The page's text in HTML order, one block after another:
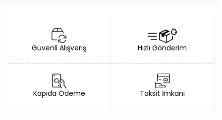
Güvenli Alışveriş Hızlı Gönderim
Kapıda Ödeme Taksit İmkanı